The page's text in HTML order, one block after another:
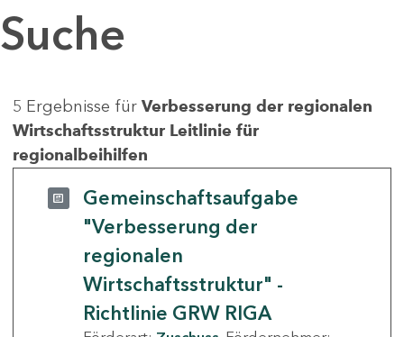
Suche
5 Ergebnisse für Verbesserung der regionalen
Wirtschaftsstruktur Leitlinie für
regionalbeihilfen
Gemeinschaftsaufgabe
"Verbesserung der
regionalen
Wirtschaftsstruktur" -
Richtlinie GRW RIGA